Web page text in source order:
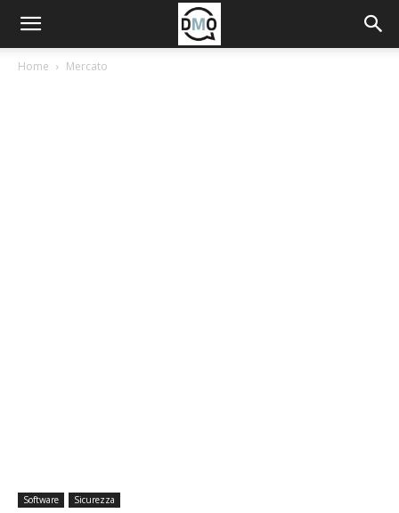
Home Mercato
Software Sicurezza